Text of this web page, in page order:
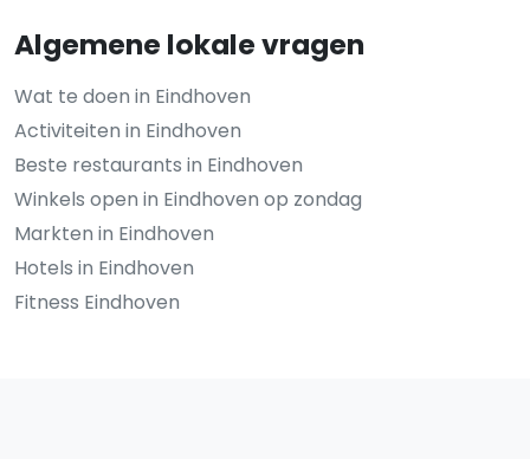
Algemene lokale vragen
Wat te doen in Eindhoven
Activiteiten in Eindhoven
Beste restaurants in Eindhoven
Winkels open in Eindhoven op zondag
Markten in Eindhoven
Hotels in Eindhoven
Fitness Eindhoven